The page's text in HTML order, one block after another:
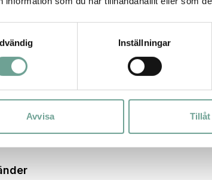
Inställningar
Avvisa
i stället för produkt – till exempel
Leverantören får ett intresse av att
till cirkulär ekonomi, där både klimat
sitter många kommuner redan
kan spara pengar och samtidigt göra